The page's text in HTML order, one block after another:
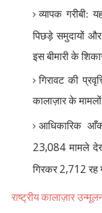
व्यापक गरीबी:
पिछड़े समुदायों
इस बीमारी के
गिरावट की
कालाज़ार के
आधिकारिक
23,084मामले
गिरकर 2,712 रह
राष्ट्रीय कालाज़ार